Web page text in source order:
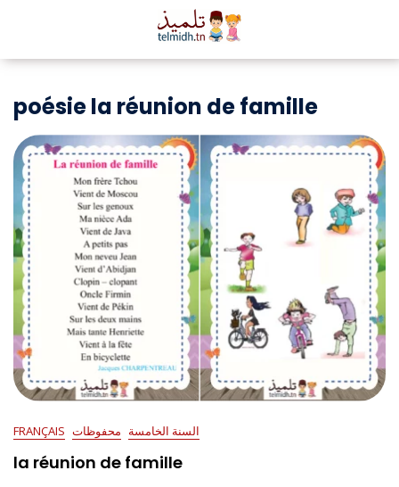
poésie la réunion de famille
FRANÇAIS السنة الخامسة محفوظات
la réunion de famille